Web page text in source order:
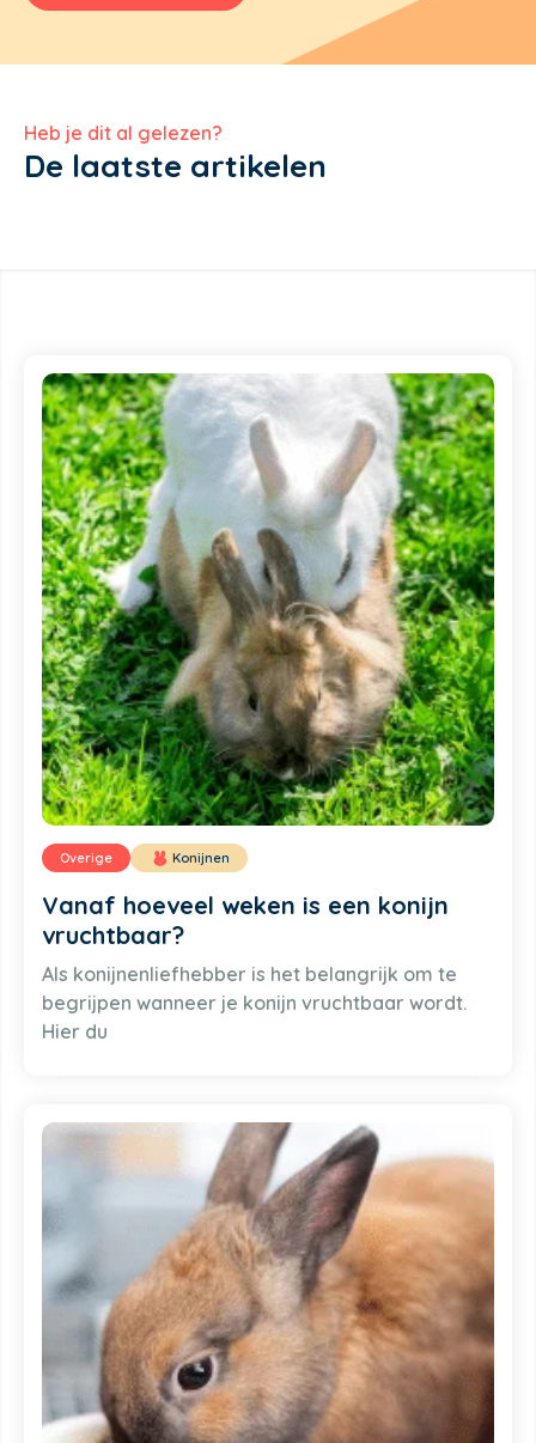
Heb je dit al gelezen?
De laatste artikelen
Overige Konijnen
Vanaf hoeveel weken is een konijn
vruchtbaar?
Als konijnenliefhebber is het belangrijk om te
begrijpen wanneer je konijn vruchtbaar wordt.
Hier du